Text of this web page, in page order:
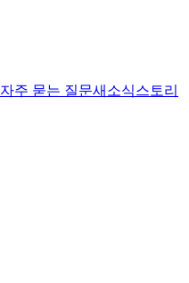
자주 묻는 질문새소식스토리